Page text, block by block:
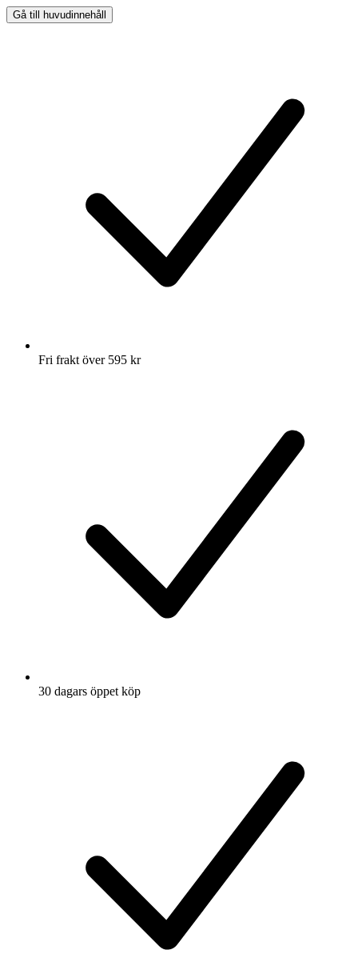
Gå till huvudinnehåll
Fri frakt över 595 kr
30 dagars öppet köp